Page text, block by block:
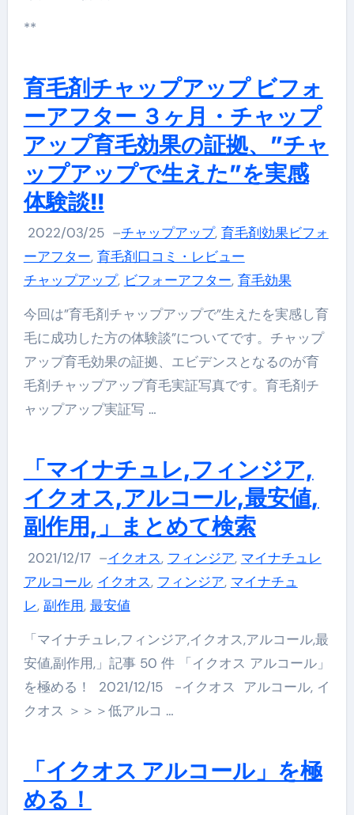
**
育毛剤チャップアップ ビフォ
ーアフター ３ヶ月・チャップ
アップ育毛効果の証拠、”チャ
ップアップで生えた”を実感
体験談!!
2022/03/25 –チャップアップ, 育毛剤効果ビフォ
ーアフター, 育毛剤口コミ・レビュー
チャップアップ, ビフォーアフター, 育毛効果
今回は”育毛剤チャップアップで”生えたを実感し育
毛に成功した方の体験談”についてです。チャップ
アップ育毛効果の証拠、エビデンスとなるのが育
毛剤チャップアップ育毛実証写真です。育毛剤チ
ャップアップ実証写 …
「マイナチュレ,フィンジア,
イクオス,アルコール,最安値,
副作用,」まとめて検索
2021/12/17 –イクオス, フィンジア, マイナチュレ
アルコール, イクオス, フィンジア, マイナチュ
レ, 副作用, 最安値
「マイナチュレ,フィンジア,イクオス,アルコール,最
安値,副作用,」記事 50 件 「イクオス アルコール」
を極める！ 2021/12/15 -イクオス アルコール, イ
クオス ＞＞＞低アルコ …
「イクオス アルコール」を極
める！